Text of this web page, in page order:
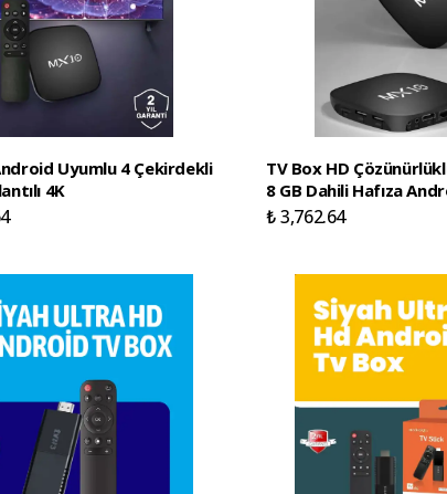
Uyumlu 4 Çekirdekli
4K
TV Box HD
8 GB Dahili Hafıza
₺ 3,762.64